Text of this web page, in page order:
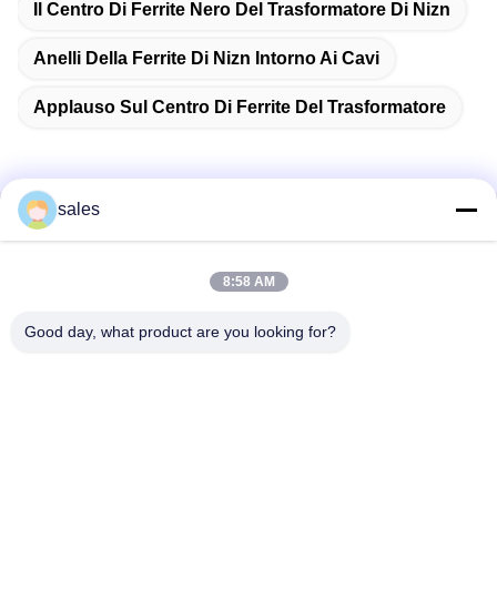
Il Centro Di Ferrite Nero Del Trasformatore Di Nizn
Anelli Della Ferrite Di Nizn Intorno Ai Cavi
Applauso Sul Centro Di Ferrite Del Trasformatore
Contatto rapido
Stanza 1301, Blocco B, Rongchao New Times Plaza, Parco
sales
8:58 AM
Good day, what product are you looking for?